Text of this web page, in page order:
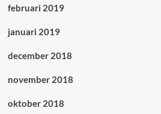
februari 2019
januari 2019
december 2018
november 2018
oktober 2018